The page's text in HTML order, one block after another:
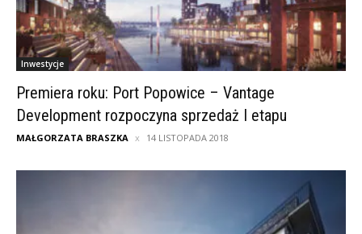
Inwestycje
Premiera roku: Port Popowice – Vantage
Development rozpoczyna sprzedaż I etapu
MAŁGORZATA BRASZKA 14 LISTOPADA 2018